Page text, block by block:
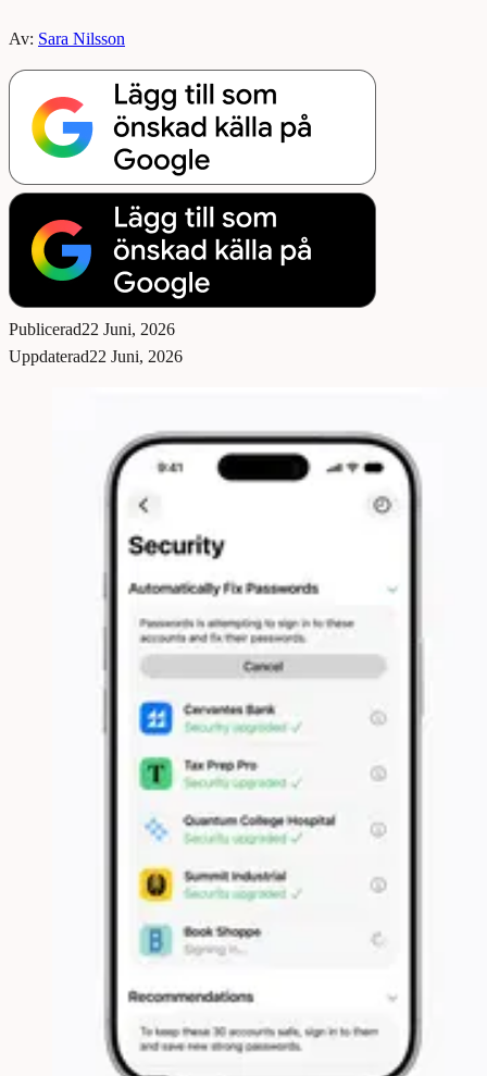
Av: Sara Nilsson
Publicerad22 Juni, 2026
Uppdaterad22 Juni, 2026